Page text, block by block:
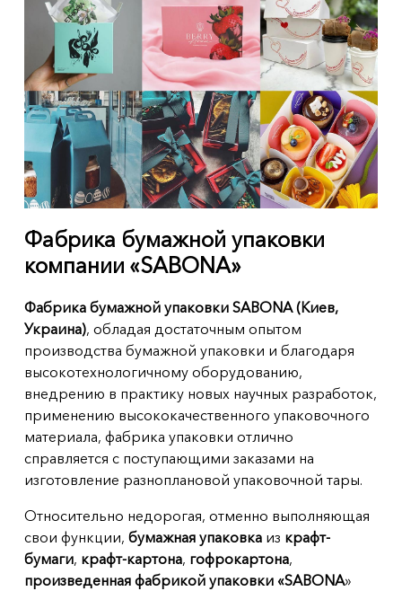
Фабрика бумажной упаковки
компании «SABONA»
Фабрика бумажной упаковки SABONA (Киев,
Украина), обладая достаточным опытом
производства бумажной упаковки и благодаря
высокотехнологичному оборудованию,
внедрению в практику новых научных разработок,
применению высококачественного упаковочного
материала, фабрика упаковки отлично
справляется с поступающими заказами на
изготовление разноплановой упаковочной тары.
Относительно недорогая, отменно выполняющая
свои функции, бумажная упаковкаиз крафт-
бумаги, крафт-картона, гофрокартона,
произведенная фабрикой упаковки «SABONA»